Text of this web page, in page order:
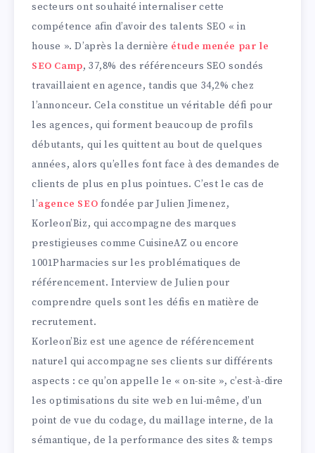
secteurs ont souhaité internaliser cette
compétence afin d’avoir des talents SEO « in
house ». D’après la dernière étude menée par le
SEO Camp, 37,8% des référenceurs SEO sondés
travaillaient en agence, tandis que 34,2% chez
l’annonceur. Cela constitue un véritable défi pour
les agences, qui forment beaucoup de profils
débutants, qui les quittent au bout de quelques
années, alors qu’elles font face à des demandes de
clients de plus en plus pointues. C’est le cas de
l’agence SEO fondée par Julien Jimenez,
Korleon’Biz, qui accompagne des marques
prestigieuses comme CuisineAZ ou encore
1001Pharmacies sur les problématiques de
référencement. Interview de Julien pour
comprendre quels sont les défis en matière de
recrutement.
Korleon’Biz est une agence de référencement
naturel qui accompagne ses clients sur différents
aspects : ce qu’on appelle le « on-site », c’est-à-dire
les optimisations du site web en lui-même, d’un
point de vue du codage, du maillage interne, de la
sémantique, de la performance des sites & temps